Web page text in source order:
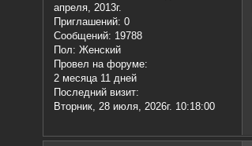
апреля, 2013г.
Приглашений: 0
Сообщений: 19788
Пол: Женский
Провел на форуме:
2 месяца 11 дней
Последний визит:
Вторник, 28 июля, 2026г. 10:18:00